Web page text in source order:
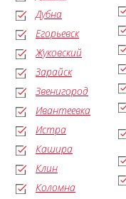
Дубна
Егорьевск
Жуковский
Зарайск
Звенигород
Ивантеевка
Истра
Кашира
Клин
Коломна